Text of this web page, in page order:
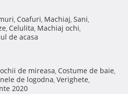
, Coafuri, Machiaj, Sani,
, Celulita, Machiaj ochi,
de acasa
de mireasa, Costume de baie,
de logodna, Verighete,
2020